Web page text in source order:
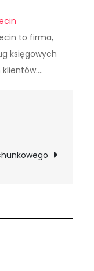
to firma,
księgowych